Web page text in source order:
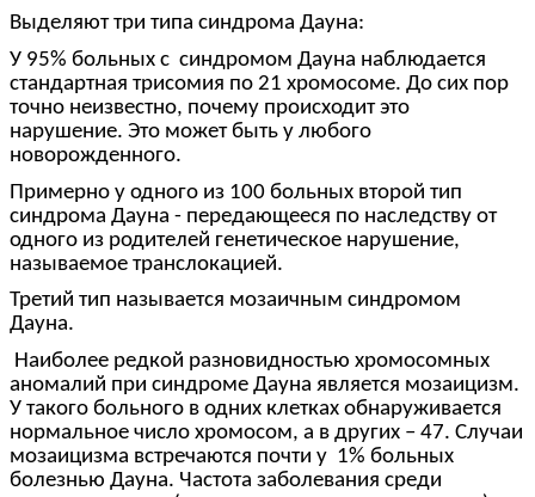
Выделяют три типа синдрома Дауна:
У 95% больных с синдромом Дауна наблюдается
стандартная трисомия по 21 хромосоме. До сих пор
точно неизвестно, почему происходит это
нарушение. Это может быть у любого
новорожденного.
Примерно у одного из 100 больных второй тип
синдрома Дауна - передающееся по наследству от
одного из родителей генетическое нарушение,
называемое транслокацией.
Третий тип называется мозаичным синдромом
Дауна.
Наиболее редкой разновидностью хромосомных
аномалий при синдроме Дауна является мозаицизм.
У такого больного в одних клетках обнаруживается
нормальное число хромосом, а в других – 47. Случаи
мозаицизма встречаются почти у 1% больных
болезнью Дауна. Частота заболевания среди